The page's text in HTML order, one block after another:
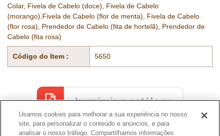
Colar, Fivela de Cabelo (doce), Fivela de Cabelo
(morango),Fivela de Cabelo (flor de menta), Fivela de Cabelo
(flor rosa), Prendedor de Cabelo (fita de hortelã), Prendedor de
Cabelo (fita rosa)
Código do Item : 5650
Imprimir o catálogo
Usamos cookies para melhorar a sua experiência no nosso
site, para personalizar o conteúdo e anúncios, e para
analisar o nosso tráfego. Compartilhamos informações